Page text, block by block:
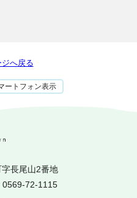
へ戻る
ートフォン表示
長尾山2番地
72-1115